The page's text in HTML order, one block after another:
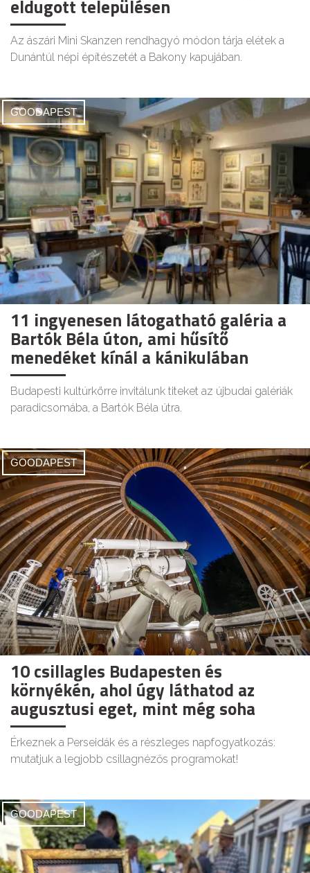
eldugott településen
Az ászári Mini Skanzen rendhagyó módon tárja elétek a
Dunántúl népi építészetét a Bakony kapujában.
GOODAPEST
11 ingyenesen látogatható galéria a
Bartók Béla úton, ami hűsítő
menedéket kínál a kánikulában
Budapesti kultúrkörre invitálunk titeket az újbudai galériák
paradicsomába, a Bartók Béla útra.
GOODAPEST
10 csillagles Budapesten és
környékén, ahol úgy láthatod az
augusztusi eget, mint még soha
Érkeznek a Perseidák és a részleges napfogyatkozás:
mutatjuk a legjobb csillagnézős programokat!
GOODAPEST